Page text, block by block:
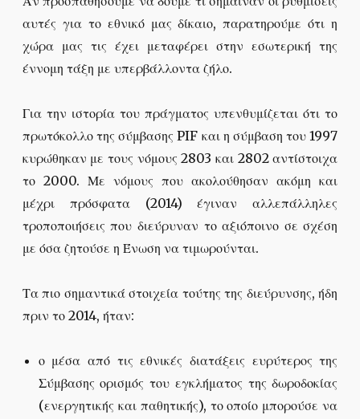
αυτές για το εθνικό μας δίκαιο, παρατηρούμε ότι η
χώρα μας τις έχει μεταφέρει στην εσωτερική της
έννομη τάξη με υπερβάλλοντα ζήλο.
Για την ιστορία του πράγματος υπενθυμίζεται ότι το
πρωτόκολλο της σύμβασης PIF και η σύμβαση του 1997
κυρώθηκαν με τους νόμους 2803 και 2802 αντίστοιχα
το 2000. Με νόμους που ακολούθησαν ακόμη και
μέχρι πρόσφατα (2014) έγιναν αλλεπάλληλες
τροποποιήσεις που διεύρυναν το αξιόποινο σε σχέση
με όσα ζητούσε η Ένωση να τιμωρούνται.
Τα πιο σημαντικά στοιχεία τούτης της διεύρυνσης, ήδη
πριν το 2014, ήταν:
ο μέσα από τις εθνικές διατάξεις ευρύτερος της
Σύμβασης ορισμός του εγκλήματος της δωροδοκίας
(ενεργητικής και παθητικής), το οποίο μπορούσε να